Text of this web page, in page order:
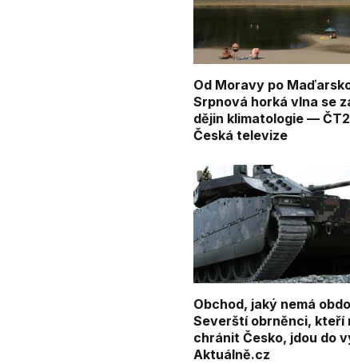
Od Moravy po
Srpnová horká vlna se
dějin klimatologie —
Česká televize
Obchod, jaký nemá
Severští obrněnci, kteří
chránit Česko, jdou do
Aktuálně.cz